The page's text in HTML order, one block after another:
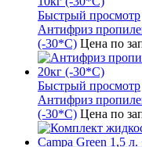
Быстрый просмотр
Антифриз
(-30*С) Цена по
Быстрый просмотр
Антифриз
(-30*С) Цена по